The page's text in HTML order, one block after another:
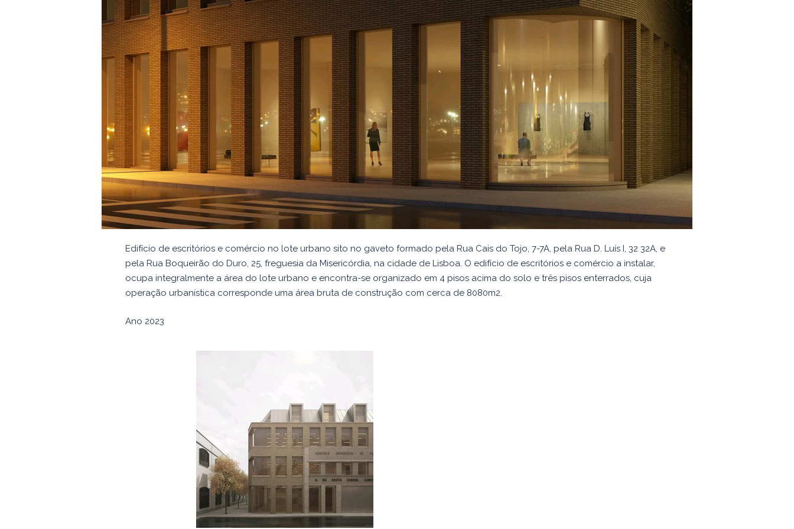
Edifício de escritórios e comércio no lote urbano sito no gaveto formado pela Rua Cais do Tojo, 7-7A, pela Rua D. Luís I, 32 32A, e
pela Rua Boqueirão do Duro, 25, freguesia da Misericórdia, na cidade de Lisboa. O edifício de escritórios e comércio a instalar,
ocupa integralmente a área do lote urbano e encontra-se organizado em 4 pisos acima do solo e três pisos enterrados, cuja
operação urbanística corresponde uma área bruta de construção com cerca de 8080m2.
Ano 2023